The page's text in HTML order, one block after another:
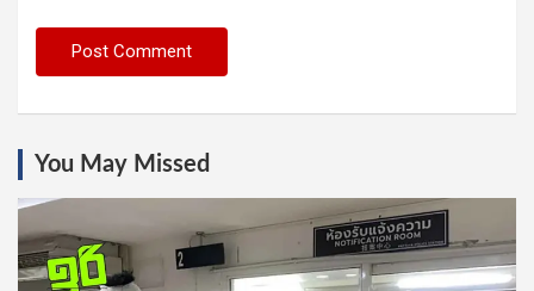
You May Missed